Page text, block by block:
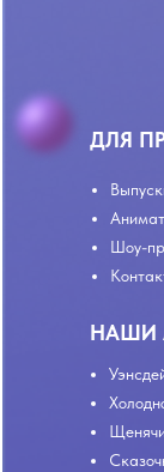
НАШИ
ДЛЯ
Шоу-